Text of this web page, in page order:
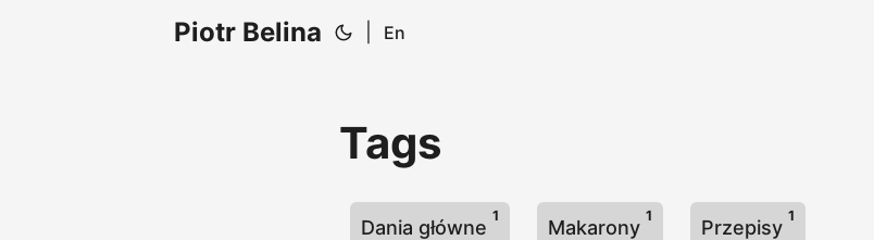
Piotr Belina En
Tags
Dania główne
1
Makarony
1
Przepisy
1